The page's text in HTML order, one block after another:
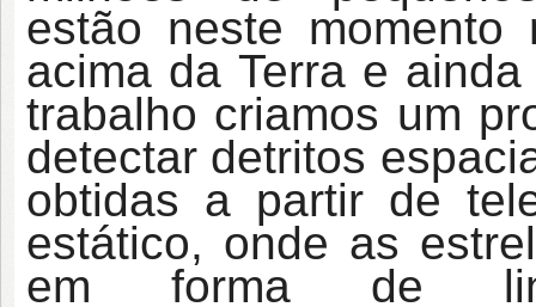
estão neste
acima da Terra e
trabalho criamos um
detectar detritos
obtidas a partir de
estático, onde as
em forma de